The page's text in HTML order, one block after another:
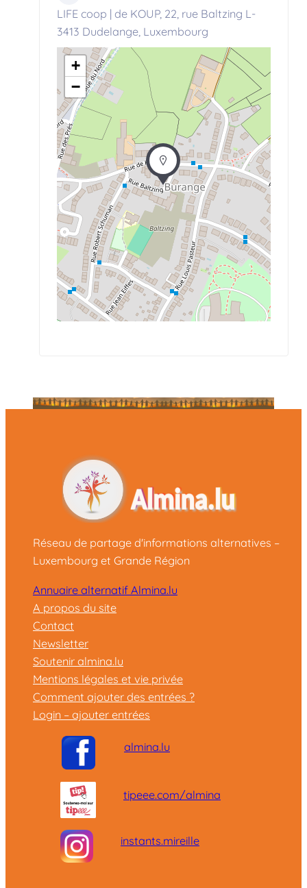
LIFE coop | de KOUP, 22, rue Baltzing L-
3413 Dudelange, Luxembourg
+
−
Réseau de partage d'informations alternatives –
Luxembourg et Grande Région
Annuaire alternatif Almina.lu
A propos du site
Contact
Newsletter
Soutenir almina.lu
Mentions légales et vie privée
Comment ajouter des entrées ?
Login – ajouter entrées
almina.lu
tipeee.com/almina
instants.mireille